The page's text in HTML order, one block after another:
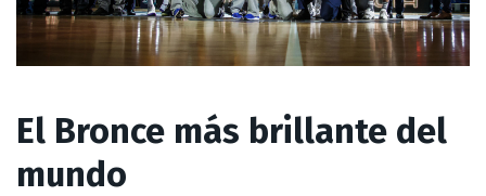
El Bronce más brillante del
mundo